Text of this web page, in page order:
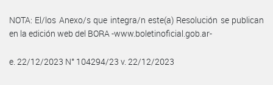
NOTA: El/los Anexo/s que integra/n este(a) Resolución se publican
en la edición web del BORA -www.boletinoficial.gob.ar-
e. 22/12/2023 N° 104294/23 v. 22/12/2023